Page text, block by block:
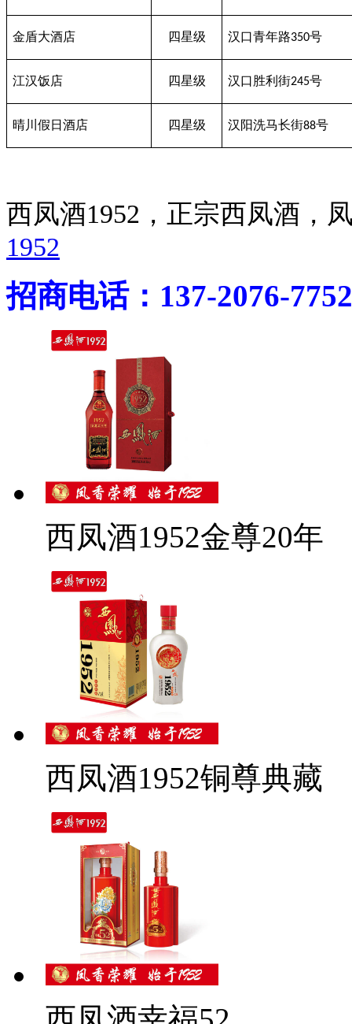
金盾大酒店 四星级 汉口青年路350号
江汉饭店 四星级 汉口胜利街245号
晴川假日酒店 四星级 汉阳洗马长街88号
西凤酒1952，正宗西凤酒
1952
招商电话：137-2076-7752
西凤酒1952金尊20年
西凤酒1952铜尊典藏